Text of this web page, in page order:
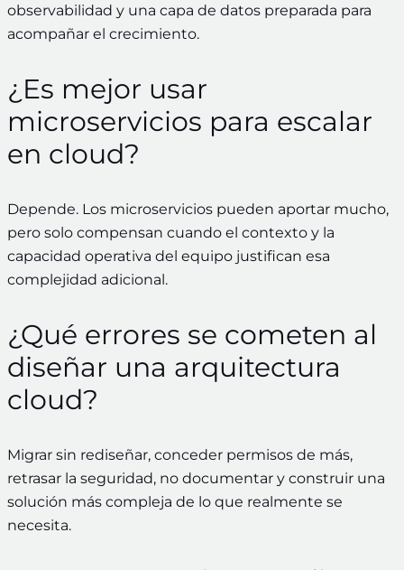
observabilidad y una capa de datos preparada para
acompañar el crecimiento.
¿Es mejor usar
microservicios para escalar
en cloud?
Depende. Los microservicios pueden aportar mucho,
pero solo compensan cuando el contexto y la
capacidad operativa del equipo justifican esa
complejidad adicional.
¿Qué errores se cometen al
diseñar una arquitectura
cloud?
Migrar sin rediseñar, conceder permisos de más,
retrasar la seguridad, no documentar y construir una
solución más compleja de lo que realmente se
necesita.